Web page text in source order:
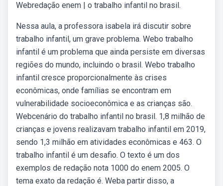
Webredação enem | o trabalho infantil no brasil.
Nessa aula, a professora isabela irá discutir sobre
trabalho infantil, um grave problema. Webo trabalho
infantil é um problema que ainda persiste em diversas
regiões do mundo, incluindo o brasil. Webo trabalho
infantil cresce proporcionalmente às crises
econômicas, onde famílias se encontram em
vulnerabilidade socioeconômica e as crianças são.
Webcenário do trabalho infantil no brasil. 1,8 milhão de
crianças e jovens realizavam trabalho infantil em 2019,
sendo 1,3 milhão em atividades econômicas e 463. O
trabalho infantil é um desafio. O texto é um dos
exemplos de redação nota 1000 do enem 2005. O
tema exato da redação é. Weba partir disso, a